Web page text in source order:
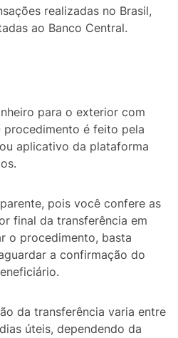
realizadas no Brasil,
ao Banco Central.
para o exterior com
é feito pela
aplicativo da plataforma
pois você confere as
final da transferência em
o procedimento, basta
a confirmação do
da transferência varia entre
úteis, dependendo da